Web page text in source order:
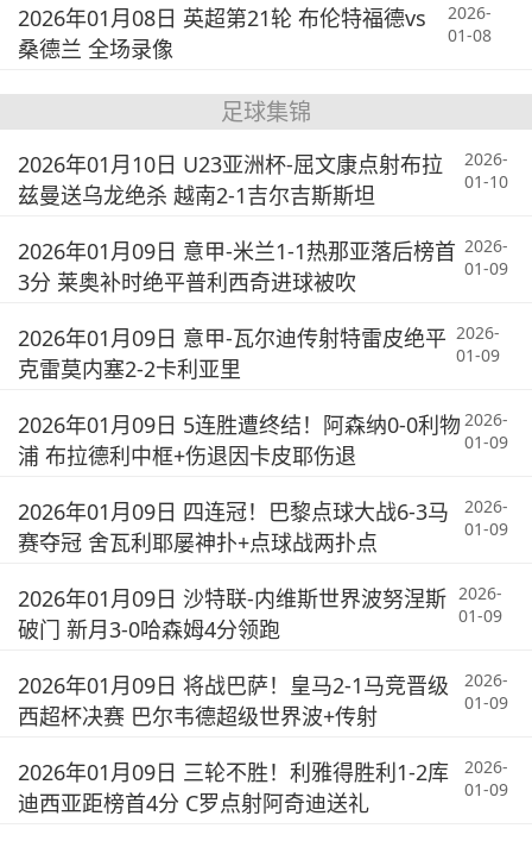
2026年01月08日 英超第21轮 布伦特福德vs
桑德兰 全场录像
2026-
01-08
足球集锦
2026年01月10日 U23亚洲杯-屈文康点射布拉
兹曼送乌龙绝杀 越南2-1吉尔吉斯斯坦
2026-
01-10
2026年01月09日 意甲-米兰1-1热那亚落后榜首
3分 莱奥补时绝平普利西奇进球被吹
2026-
01-09
2026年01月09日 意甲-瓦尔迪传射特雷皮绝平
克雷莫内塞2-2卡利亚里
2026-
01-09
2026年01月09日 5连胜遭终结！阿森纳0-0利物
浦 布拉德利中框+伤退因卡皮耶伤退
2026-
01-09
2026年01月09日 四连冠！巴黎点球大战6-3马
赛夺冠 舍瓦利耶屡神扑+点球战两扑点
2026-
01-09
2026年01月09日 沙特联-内维斯世界波努涅斯
破门 新月3-0哈森姆4分领跑
2026-
01-09
2026年01月09日 将战巴萨！皇马2-1马竞晋级
西超杯决赛 巴尔韦德超级世界波+传射
2026-
01-09
2026年01月09日 三轮不胜！利雅得胜利1-2库
迪西亚距榜首4分 C罗点射阿奇迪送礼
2026-
01-09